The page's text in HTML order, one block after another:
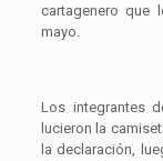
cartagenero
mayo.
Los integrantes
lucieron la
la declaración,